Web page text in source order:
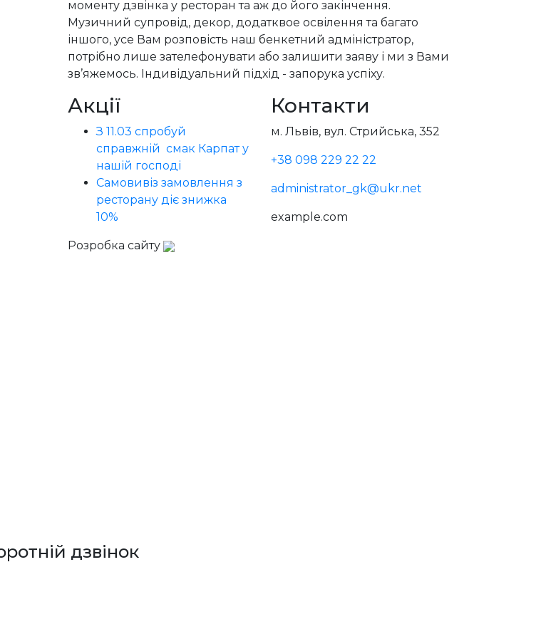
моменту дзвінка у ресторан та аж до його закінчення.
Музичний супровід, декор, додатквое освілення та багато
іншого, усе Вам розповість наш бенкетний адміністратор,
потрібно лише зателефонувати або залишити заяву і ми з Вами
зв’яжемось. Індивідуальний підхід - запорука успіху.
Акції
З 11.03 спробуй
справжній смак Карпат у
нашій господі
Самовивіз замовлення з
ресторану діє знижка
10%
Контакти
м. Львів, вул. Стрийська, 352
+38 098 229 22 22
administrator_gk@ukr.net
example.com
Розробка сайту
дзвінок